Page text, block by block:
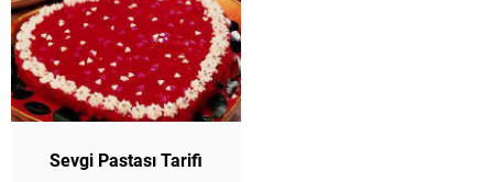
Sevgi Pastası Tarifi